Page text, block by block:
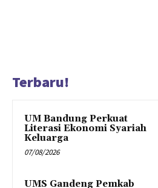
Terbaru!
UM Bandung Perkuat
Literasi Ekonomi Syariah
Keluarga
07/08/2026
UMS Gandeng Pemkab